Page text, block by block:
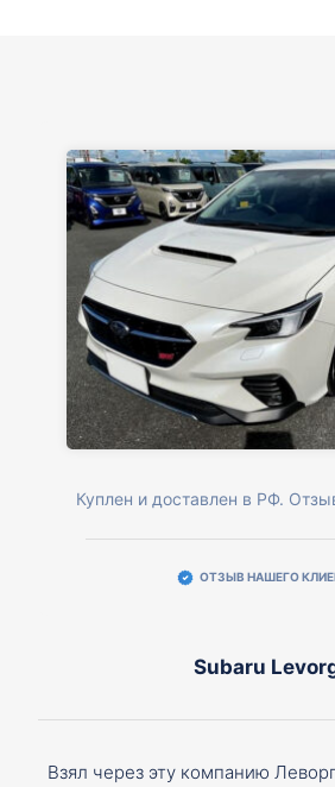
Куплен и доставлен в РФ.
ОТЗЫВ НАШЕГО
Subaru
Взял через эту компанию